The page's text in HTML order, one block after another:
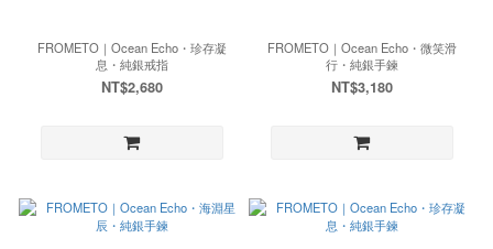
FROMETO｜Ocean Echo・珍存凝
息・純銀戒指
NT$2,680
FROMETO｜Ocean Echo・微笑滑
行・純銀手鍊
NT$3,180